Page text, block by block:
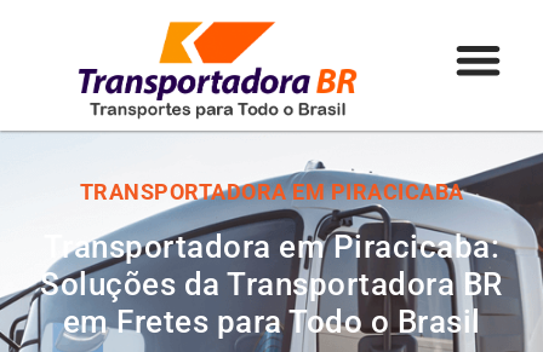
TRANSPORTADORA EM PIRACICABA
Transportadora em Piracicaba:
Soluções da Transportadora BR
em Fretes para Todo o Brasil